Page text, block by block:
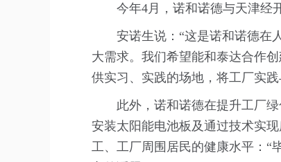
今年4月，诺和诺德与天津经
安诺生说：“这是诺和诺德在
大需求。我们希望能和泰达合作
供实习、实践的场地，将工厂实
此外，诺和诺德在提升工厂
安装太阳能电池板及通过技术实
工、工厂周围居民的健康水平：“